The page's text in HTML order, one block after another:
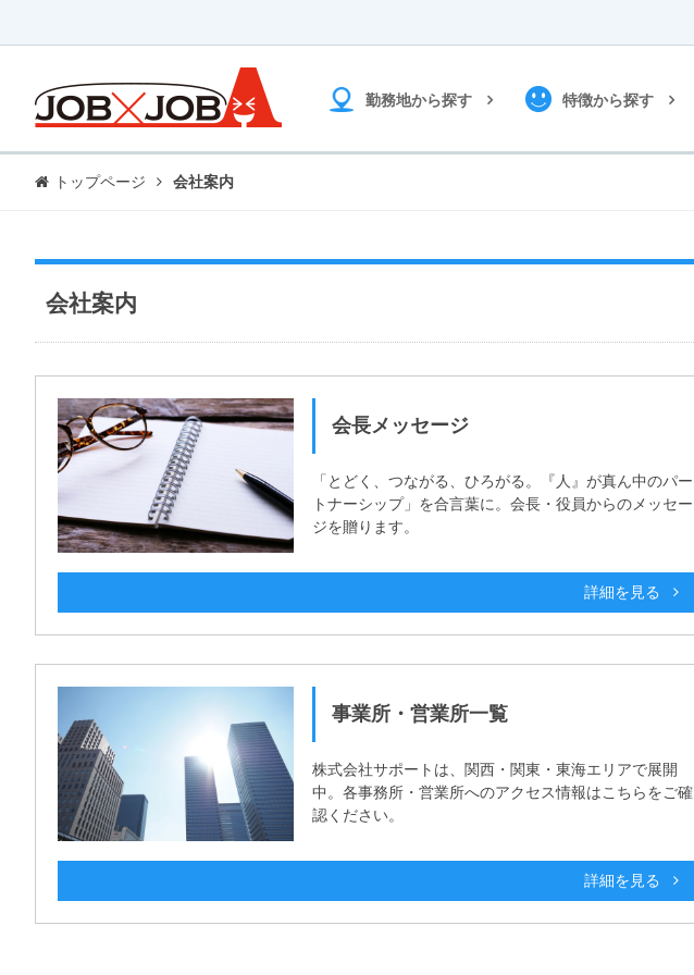
勤務地から探す 特徴から探す
トップページ 会社案内
会社案内
会長メッセージ
「とどく、つながる、ひろがる。『人』が真ん中のパー
トナーシップ」を合言葉に。会長・役員からのメッセー
ジを贈ります。
詳細を見る
事業所・営業所一覧
株式会社サポートは、関西・関東・東海エリアで展開
中。各事務所・営業所へのアクセス情報はこちらをご確
認ください。
詳細を見る